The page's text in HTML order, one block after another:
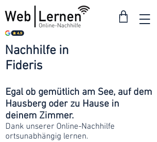
Fideris
Nachhilfe in
Egal ob gemütlich am See, auf dem
Hausberg oder zu Hause in
deinem Zimmer.
Dank unserer Online-Nachhilfe
ortsunabhängig lernen.